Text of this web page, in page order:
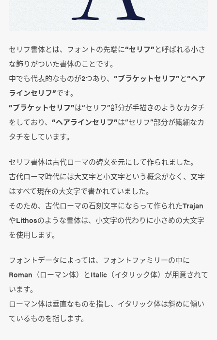
セリフ書体とは、フォントの先端に“セリフ”と呼ばれる小さ
な飾りがついた書体のことです。
中でも代表的なものが2つあり、 “ブラケットセリフ”と“ヘア
ラインセリフ”です。
“ブラケットセリフ”は“セリフ”部分が手描きのようなカタチ
をしており、 “ヘアラインセリフ”は“セリフ”部分が繊細なカ
タチをしています。
セリフ書体は古代ローマの碑文を元にして作られました。
古代ローマ時代には大文字と小文字という概念がなく、文字
はすべて現在の大文字で書かれていました。
そのため、古代ローマの石刻文字にならって作られたTrajan
やLithosのような書体は、小文字の代わりに小さめの大文字
を使用します。
フォントデータによっては、フォントファミリーの中に
Roman（ローマン体）とItalic（イタリック体）が用意されて
います。
ローマン体は垂直なものを指し、イタリック体は斜めに傾い
ているものを指します。